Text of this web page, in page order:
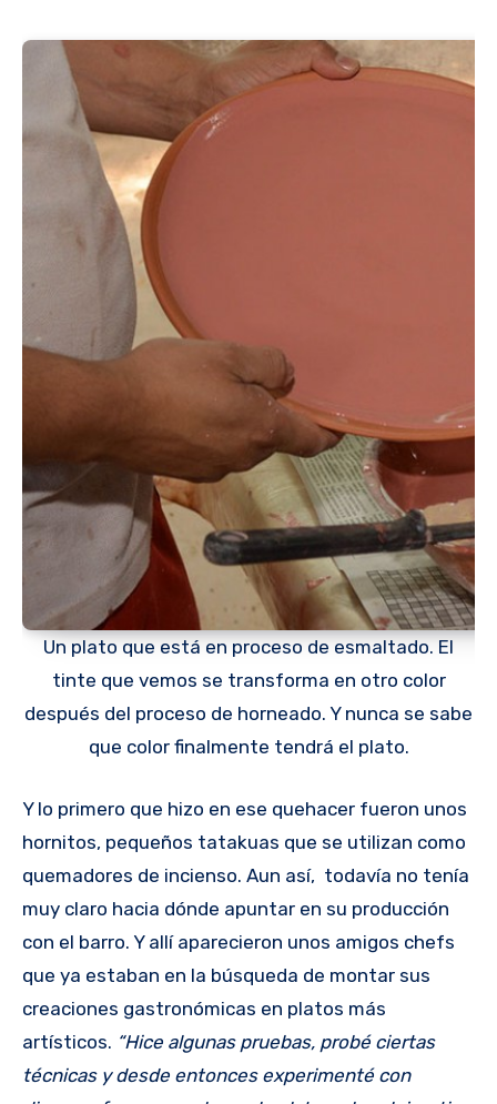
Un plato que está en proceso de esmaltado. El
tinte que vemos se transforma en otro color
después del proceso de horneado. Y nunca se sabe
que color finalmente tendrá el plato.
Y lo primero que hizo en ese quehacer fueron unos
hornitos, pequeños tatakuas que se utilizan como
quemadores de incienso. Aun así, todavía no tenía
muy claro hacia dónde apuntar en su producción
con el barro. Y allí aparecieron unos amigos chefs
que ya estaban en la búsqueda de montar sus
creaciones gastronómicas en platos más
artísticos. “Hice algunas pruebas, probé ciertas
técnicas y desde entonces experimenté con